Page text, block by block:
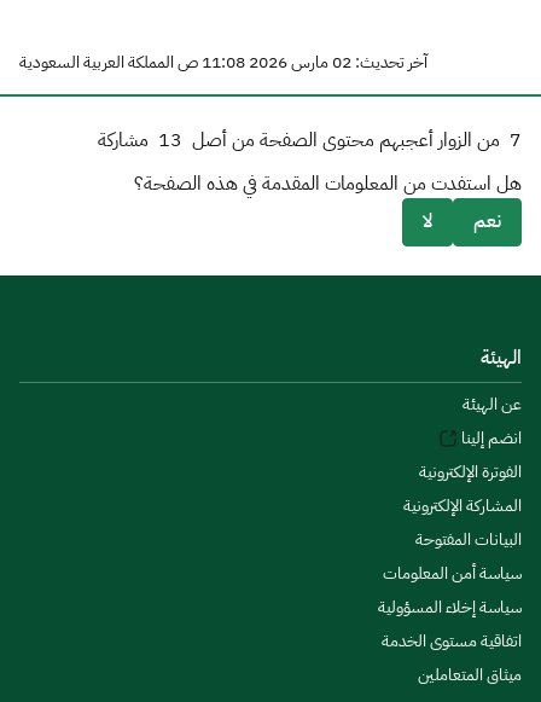
آخر تحديث: 02 مارس 2026 11:08 ص المملكة العربية السعودية
7 من الزوار أعجبهم محتوى الصفحة من أصل 13 مشاركة
هل استفدت من المعلومات المقدمة في هذه الصفحة؟
نعم
لا
الهيئة
عن الهيئة
انضم إلينا
الفوترة الإلكترونية
المشاركة الإلكترونية
البيانات المفتوحة
سياسة أمن المعلومات
سياسة إخلاء المسؤولية
اتفاقية مستوى الخدمة
ميثاق المتعاملين